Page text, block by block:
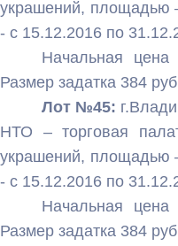
украшений, площадью
- с 15.12.2016 по
Начальная цена
Размер задатка 384
Лот №45:
НТО – торговая
украшений, площадью
- с 15.12.2016 по
Начальная цена
Размер задатка 384